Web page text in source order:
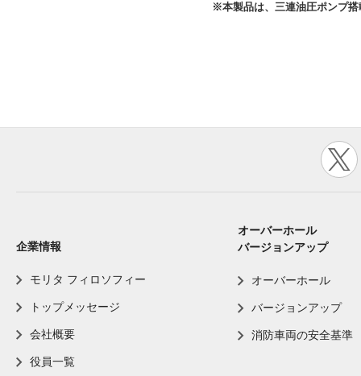
※本製品は、三連油圧ポンプ
企業情報
モリタ フィロソフィー
トップメッセージ
会社概要
役員一覧
オーバーホール
バージョンアップ
オーバーホール
バージョンアップ
消防車両の安全基準